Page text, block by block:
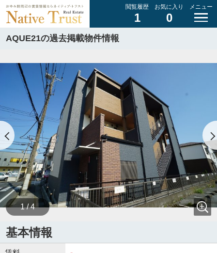
閲覧履歴
1
お気に入り
0
メニュー
AQUE21の過去掲載物件情報
1 / 4
基本情報